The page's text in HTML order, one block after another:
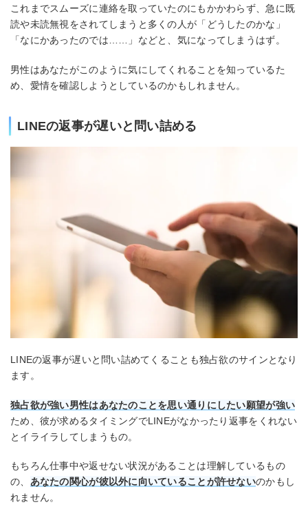
これまでスムーズに連絡を取っていたのにもかかわらず、急に既
読や未読無視をされてしまうと多くの人が「どうしたのかな」
「なにかあったのでは……」などと、気になってしまうはず。
男性はあなたがこのように気にしてくれることを知っているた
め、愛情を確認しようとしているのかもしれません。
LINEの返事が遅いと問い詰める
LINEの返事が遅いと問い詰めてくることも独占欲のサインとなり
ます。
独占欲が強い男性はあなたのことを思い通りにしたい願望が強い
ため、彼が求めるタイミングでLINEがなかったり返事をくれない
とイライラしてしまうもの。
もちろん仕事中や返せない状況があることは理解しているもの
の、 あなたの関心が彼以外に向いていることが許せないのかもし
れません。